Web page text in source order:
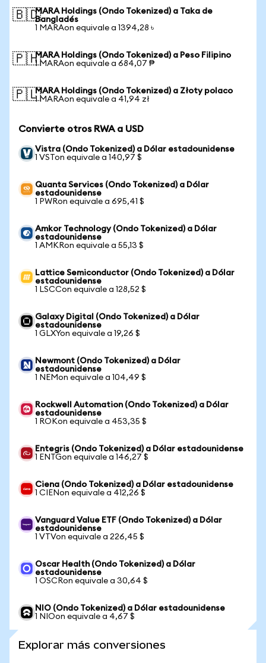
🇧🇩MARA Holdings (Ondo Tokenized) a Taka de
Bangladés
1 MARAon equivale a 1394,28 ৳
🇵🇭MARA Holdings (Ondo Tokenized) a Peso Filipino
1 MARAon equivale a 684,07 ₱
🇵🇱MARA Holdings (Ondo Tokenized) a Złoty polaco
1 MARAon equivale a 41,94 zł
Convierte otros RWA a USD
Vistra (Ondo Tokenized) a Dólar estadounidense
1 VSTon equivale a 140,97 $
Quanta Services (Ondo Tokenized) a Dólar
estadounidense
1 PWRon equivale a 695,41 $
Amkor Technology (Ondo Tokenized) a Dólar
estadounidense
1 AMKRon equivale a 55,13 $
Lattice Semiconductor (Ondo Tokenized) a Dólar
estadounidense
1 LSCCon equivale a 128,52 $
Galaxy Digital (Ondo Tokenized) a Dólar
estadounidense
1 GLXYon equivale a 19,26 $
Newmont (Ondo Tokenized) a Dólar
estadounidense
1 NEMon equivale a 104,49 $
Rockwell Automation (Ondo Tokenized) a Dólar
estadounidense
1 ROKon equivale a 453,35 $
Entegris (Ondo Tokenized) a Dólar estadounidense
1 ENTGon equivale a 146,27 $
Ciena (Ondo Tokenized) a Dólar estadounidense
1 CIENon equivale a 412,26 $
Vanguard Value ETF (Ondo Tokenized) a Dólar
estadounidense
1 VTVon equivale a 226,45 $
Oscar Health (Ondo Tokenized) a Dólar
estadounidense
1 OSCRon equivale a 30,64 $
NIO (Ondo Tokenized) a Dólar estadounidense
1 NIOon equivale a 4,67 $
Explorar más conversiones